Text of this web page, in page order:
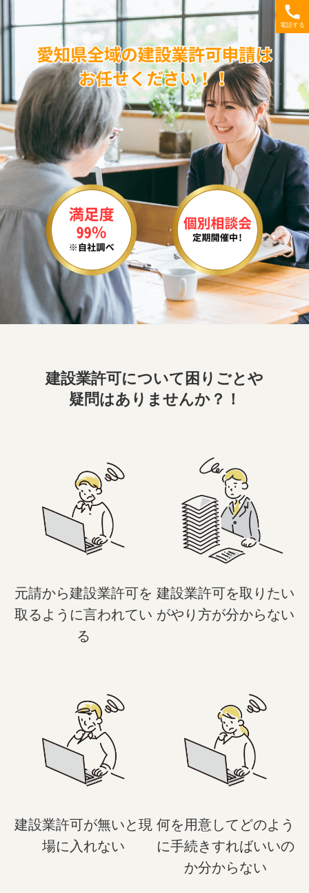
電話する
建設業許可について困りごとや
疑問はありませんか？！
元請から建設業許可を
取るように言われてい
る
建設業許可を取りたい
がやり方が分からない
建設業許可が無いと現
場に入れない
何を用意してどのよう
に手続きすればいいの
か分からない